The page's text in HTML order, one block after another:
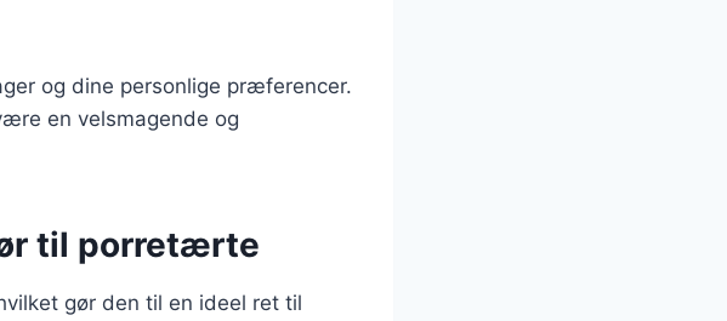
og dine personlige præferencer.
en velsmagende og
til porretærte
gør den til en ideel ret til